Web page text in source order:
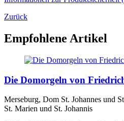
Zurück
Empfohlene Artikel
Die Domorgeln von
Merseburg, Dom St. Johannes und
St. Marien und St. Johannis